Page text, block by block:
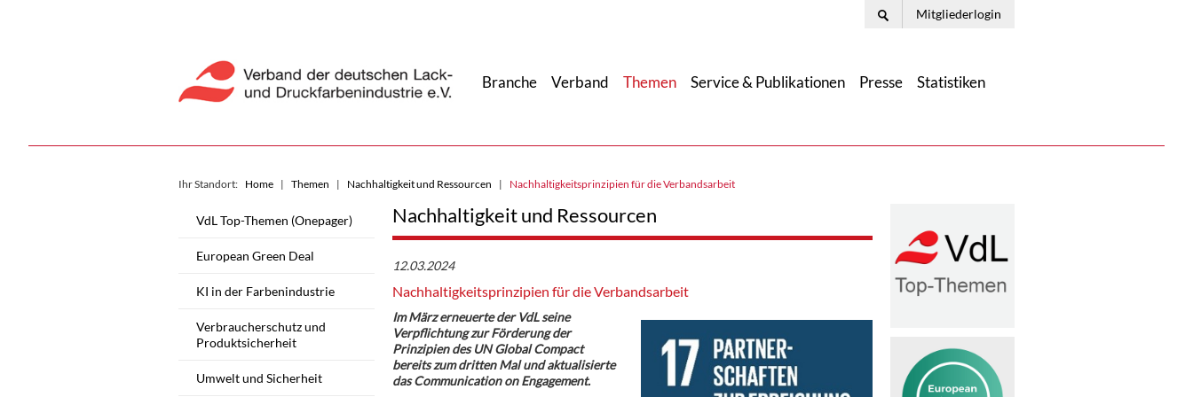
Mitgliederlogin
Branche Verband Themen Service & Publikationen Presse Statistiken
Ihr Standort: Home Themen Nachhaltigkeit und Ressourcen Nachhaltigkeitsprinzipien für die Verbandsarbeit
VdL Top-Themen (Onepager)
European Green Deal
KI in der Farbenindustrie
Verbraucherschutz und
Produktsicherheit
Umwelt und Sicherheit
Nachhaltigkeit und Ressourcen
12.03.2024
Nachhaltigkeitsprinzipien für die Verbandsarbeit
Im März erneuerte der VdL seine
Verpflichtung zur Förderung der
Prinzipien des UN Global Compact
bereits zum dritten Mal und aktualisierte
das Communication on Engagement.